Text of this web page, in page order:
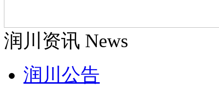
润川资讯 News
润川公告